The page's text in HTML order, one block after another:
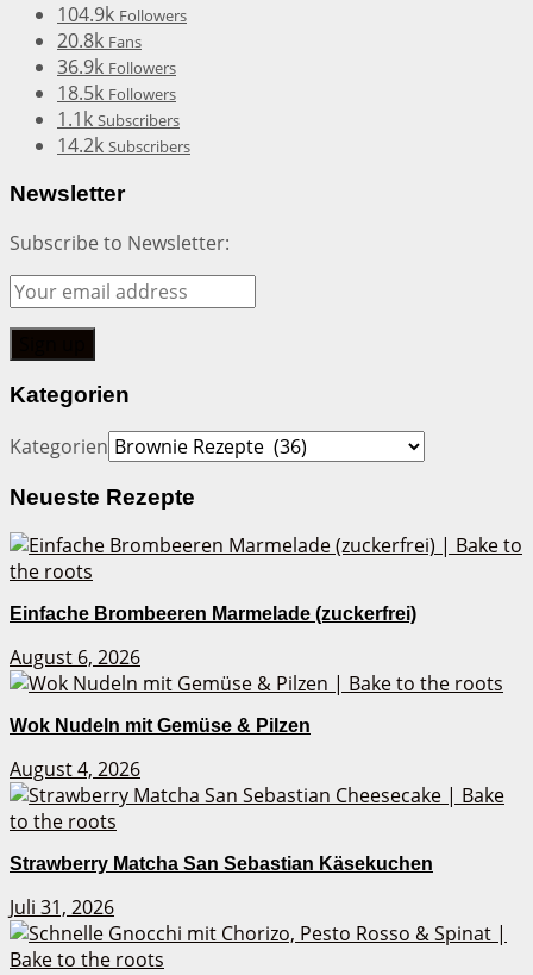
104.9k Followers
20.8k Fans
36.9k Followers
18.5k Followers
1.1k Subscribers
14.2k Subscribers
Newsletter
Subscribe to Newsletter:
Kategorien
Kategorien
Neueste Rezepte
Einfache Brombeeren Marmelade (zuckerfrei)
August 6, 2026
Wok Nudeln mit Gemüse & Pilzen
August 4, 2026
Strawberry Matcha San Sebastian Käsekuchen
Juli 31, 2026